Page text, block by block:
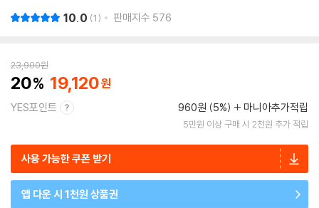
10.0 1 판매지수 576
23,900원
20 19,120
YES포인트 960원 (5%) 마니아추가적립
5만원 이상 구매 시 2천원 추가 적립
사용 가능한 쿠폰 받기
앱 다운 시 1천원 상품권